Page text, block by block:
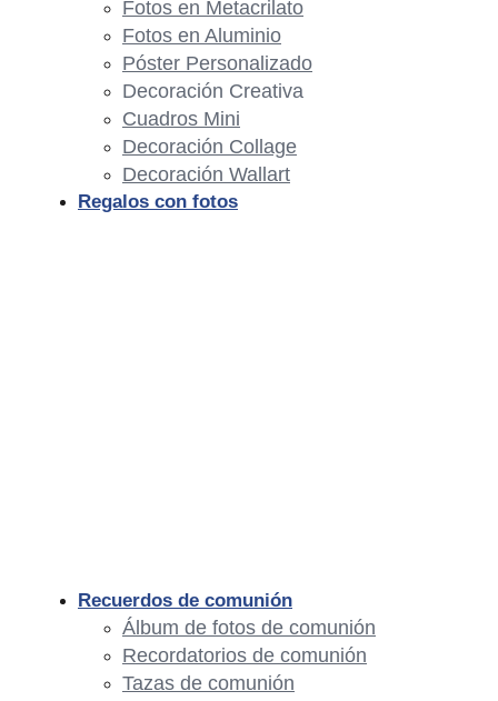
Fotos en Metacrilato
Fotos en Aluminio
Póster Personalizado
Decoración Creativa
Cuadros Mini
Decoración Collage
Decoración Wallart
Regalos con fotos
Recuerdos de comunión
Álbum de fotos de comunión
Recordatorios de comunión
Tazas de comunión